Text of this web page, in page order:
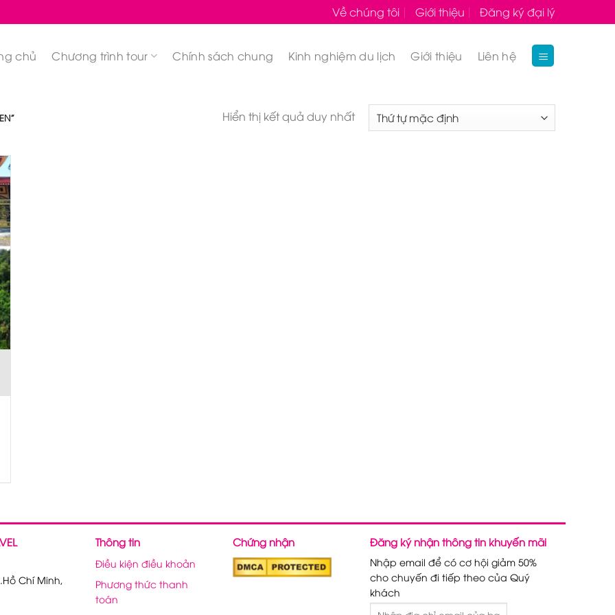
Về chúng tôi Giới thiệu Đăng ký đại lý
chủ Chương trình tour Chính sách chung Kinh nghiệm du lịch Giới thiệu Liên hệ
Hiển thị kết quả duy nhất
Chí Minh,
Thông tin
Điều kiện điều khoản
Phương thức thanh
toán
Chứng nhận Đăng ký nhận thông tin khuyến mãi
Nhập email để có cơ hội giảm 50%
cho chuyến đi tiếp theo của Quý
khách